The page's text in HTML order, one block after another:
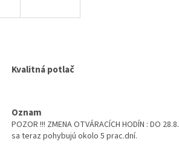
Kvalitná potlač
Oznam
POZOR !!! ZMENA OTVÁRACÍCH HODÍN : DO
sa teraz pohybujú okolo 5 prac.dní.